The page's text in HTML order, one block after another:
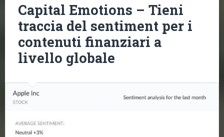
Capital Emotions – Tieni
traccia del sentiment per i
contenuti finanziari a
livello globale